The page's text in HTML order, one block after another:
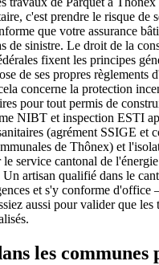
c'est prendre le risque de
que votre assurance
de sinistre. Le droit de la
fixent les principes
de ses propres règlements
concerne la protection
pour tout permis de
NIBT et inspection ESTI
(agrément SSIGE et
de Thônex) et
service cantonal de
artisan qualifié dans le
et s'y conforme
aussi pour valider que les
les communes